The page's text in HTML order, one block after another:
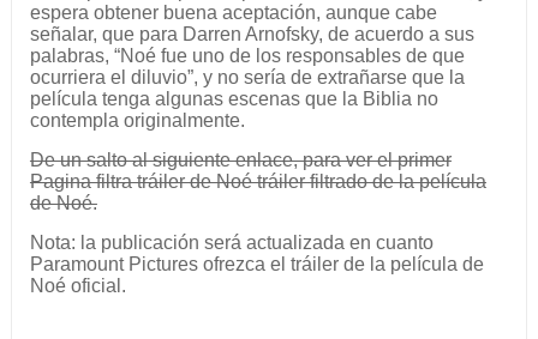
espera obtener buena aceptación, aunque cabe
señalar, que para Darren Arnofsky, de acuerdo a sus
palabras, “Noé fue uno de los responsables de que
ocurriera el diluvio”, y no sería de extrañarse que la
película tenga algunas escenas que la Biblia no
contempla originalmente.
De un salto al siguiente enlace, para ver el primer
Pagina filtra tráiler de Noé tráiler filtrado de la película
de Noé.
Nota: la publicación será actualizada en cuanto
Paramount Pictures ofrezca el tráiler de la película de
Noé oficial.